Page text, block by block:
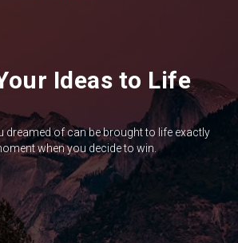
Ideas to Life
dreamed of can be brought to life exactly
when you decide to win.